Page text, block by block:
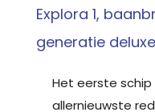
Explora 1,
generatie
Het eerste
allernieuwste